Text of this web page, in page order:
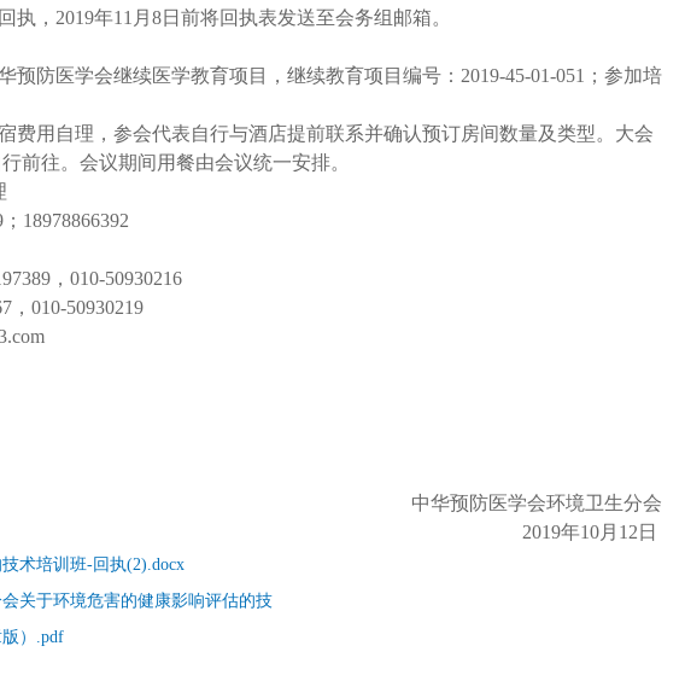
执，2019年11月8日前将回执表发送至会务组邮箱。
预防医学会继续医学教育项目，继续教育项目编号：2019-45-01-051；参加培
费用自理，参会代表自行与酒店提前联系并确认预订房间数量及类型。大会
前往。会议期间用餐由会议统一安排。
18978866392
，010-50930216
010-50930219
中华预防医学会环境卫生分会
2019年10月12日
术培训班-回执(2).docx
关于环境危害的健康影响评估的技
）.pdf